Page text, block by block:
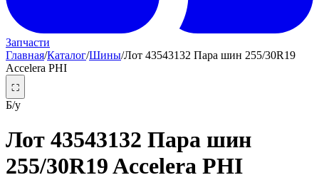
Запчасти
Главная/Каталог/Шины/Лот 43543132 Пара шин 255/30R19
Accelera PHI
⛶
Б/у
Лот 43543132 Пара шин
255/30R19 Accelera PHI